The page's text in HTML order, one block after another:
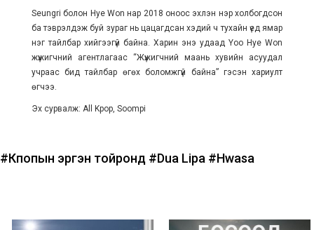
Seungri болон Hye Won нар 2018 оноос эхлэн нэр холбогдсон
ба тэврэлдэж буй зураг нь цацагдсан хэдий ч тухайн үед ямар
нэг тайлбар хийгээгүй байна. Харин энэ удаад Yoo Hye Won
жүжигчний агентлагаас “Жүжигчний маань хувийн асуудал
учраас бид тайлбар өгөх боломжгүй байна” гэсэн хариулт
өгчээ.
Эх сурвалж: All Kpop, Soompi
#Кпопын эргэн тойронд #Dua Lipa #Hwasa